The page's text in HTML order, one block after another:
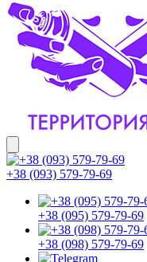
+38 (093) 579-79-69
+38 (095) 579-79-69
+38 (098) 579-79-69